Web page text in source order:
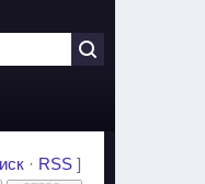
· RSS ]